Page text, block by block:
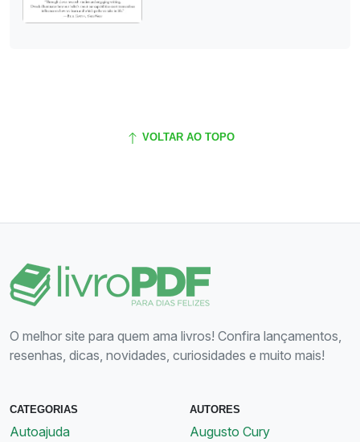
VOLTAR AO TOPO
O melhor site para quem ama livros! Confira lançamentos,
resenhas, dicas, novidades, curiosidades e muito mais!
CATEGORIAS
Autoajuda
AUTORES
Augusto Cury